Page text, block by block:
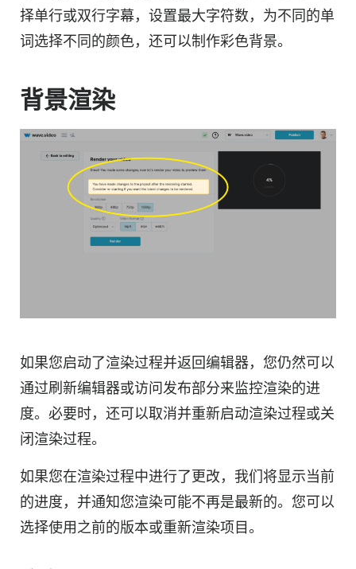
择单行或双行字幕，设置最大字符数，为不同的单
词选择不同的颜色，还可以制作彩色背景。
背景渲染
如果您启动了渲染过程并返回编辑器，您仍然可以
通过刷新编辑器或访问发布部分来监控渲染的进
度。必要时，还可以取消并重新启动渲染过程或关
闭渲染过程。
如果您在渲染过程中进行了更改，我们将显示当前
的进度，并通知您渲染可能不再是最新的。您可以
选择使用之前的版本或重新渲染项目。